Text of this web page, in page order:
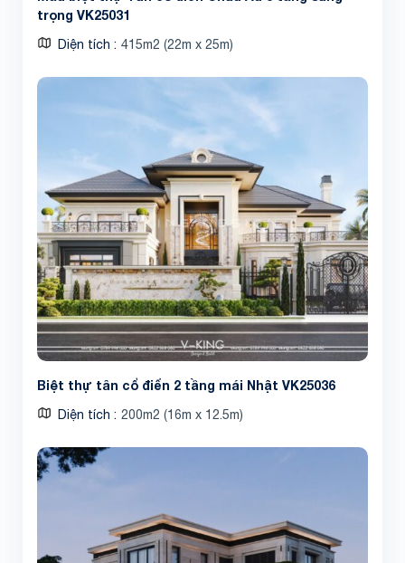
trọng VK25031
Diện tích 415m2 (22m x 25m)
Biệt thự tân cổ điển 2 tầng mái Nhật VK25036
Diện tích 200m2 (16m x 12.5m)